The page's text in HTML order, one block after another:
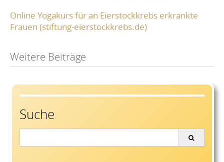
Online Yogakurs für an Eierstockkrebs erkrankte
Frauen (stiftung-eierstockkrebs.de)
Post
navigation
Weitere Beiträge
Suche